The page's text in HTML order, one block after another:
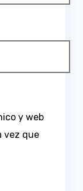
y web
vez que